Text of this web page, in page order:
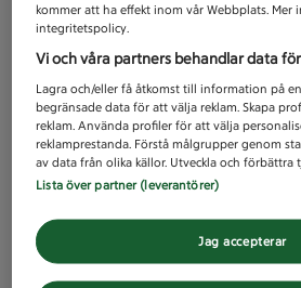
kommer att ha effekt inom vår Webbplats.
integritetspolicy.
Vi och våra partners behandlar data
Lagra och/eller få åtkomst till information på
begränsade data för att välja reklam. Skapa
reklam. Använda profiler för att välja
reklamprestanda. Förstå målgrupper genom
av data från olika källor. Utveckla och förbättra
Lista över partner (leverantörer)
Jag accepterar